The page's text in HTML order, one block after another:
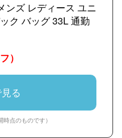
ンズ レディース ユニ
ク バッグ 33L 通勤
）
る
時点のものです）